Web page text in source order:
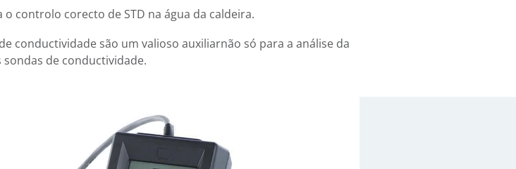
controlo corecto de STD na água da caldeira.
conductividade são um valioso auxiliarnão só para a análise da
de conductividade.